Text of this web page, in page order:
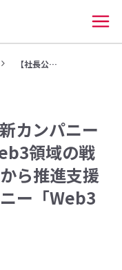
【社長公募制度による新カンパニ...
カンパニー
領域の戦
ら推進支援
ー「Web3